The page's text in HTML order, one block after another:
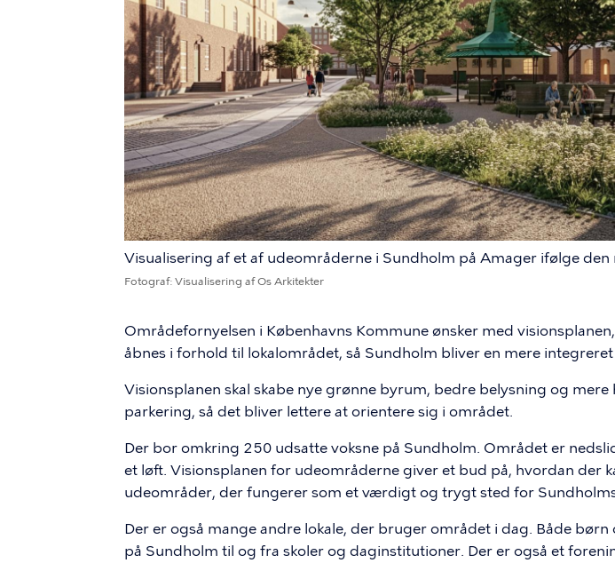
Visualisering af et af udeområderne i Sundholm på Amager ifølge den
Fotograf Visualisering af Os Arkitekter
Områdefornyelsen i Københavns Kommune ønsker med
åbnes i forhold til lokalområdet, så Sundholm bliver en mere
Visionsplanen skal skabe nye grønne byrum, bedre belysning og
parkering, så det bliver lettere at orientere sig i området.
Der bor omkring 250 udsatte voksne på Sundholm. Området er
et løft. Visionsplanen for udeområderne giver et bud på, hvordan der
udeområder, der fungerer som et værdigt og trygt sted for
Der er også mange andre lokale, der bruger området i dag. Både
på Sundholm til og fra skoler og daginstitutioner. Der er også et